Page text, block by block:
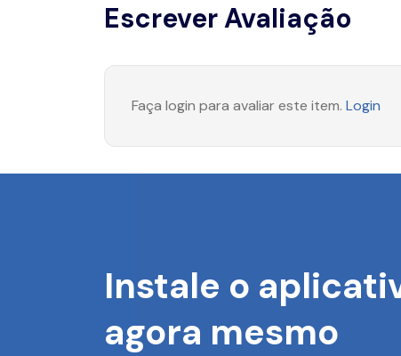
Escrever Avaliação
Faça login para avaliar este item. Login
Instale o
agora mesmo